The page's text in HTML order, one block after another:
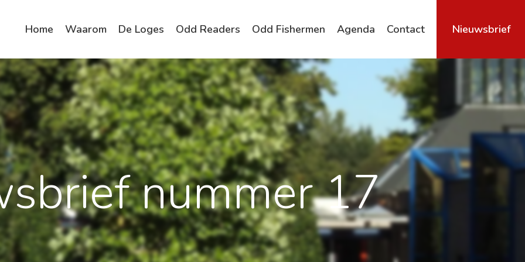
Home Waarom De Loges Odd Readers Odd Fishermen Agenda Contact
Nieuwsbrief
nummer 17